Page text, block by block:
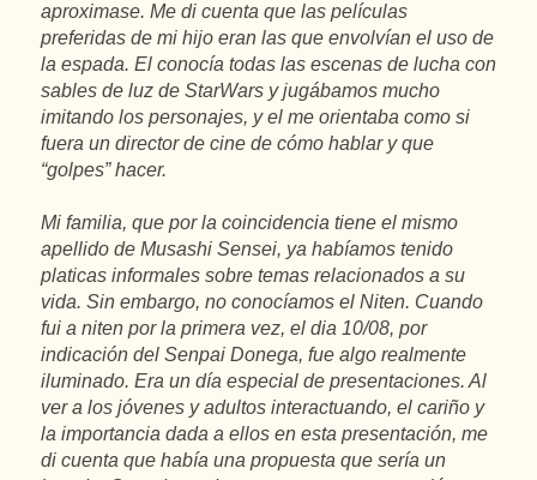
aproximase. Me di cuenta que las películas
preferidas de mi hijo eran las que envolvían el uso de
la espada. El conocía todas las escenas de lucha con
sables de luz de StarWars y jugábamos mucho
imitando los personajes, y el me orientaba como si
fuera un director de cine de cómo hablar y que
“golpes” hacer.
Mi familia, que por la coincidencia tiene el mismo
apellido de Musashi Sensei, ya habíamos tenido
platicas informales sobre temas relacionados a su
vida. Sin embargo, no conocíamos el Niten. Cuando
fui a niten por la primera vez, el dia 10/08, por
indicación del Senpai Donega, fue algo realmente
iluminado. Era un día especial de presentaciones. Al
ver a los jóvenes y adultos interactuando, el cariño y
la importancia dada a ellos en esta presentación, me
di cuenta que había una propuesta que sería un